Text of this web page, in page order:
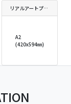
リアルアートプリントサイズ
A2
(420x594㎜)